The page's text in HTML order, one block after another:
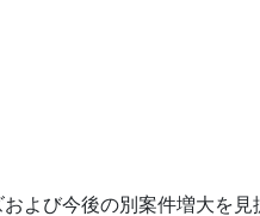
よび今後の別案件増大を